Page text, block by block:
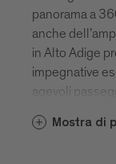
panorama a
anche
in Alto Adige
impegnative
agevoli
pena di
Mostra di